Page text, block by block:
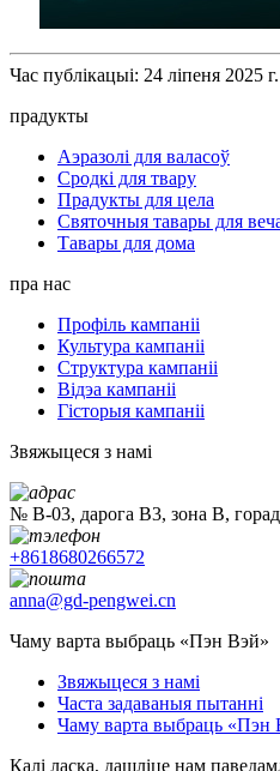
Час публікацыі: 24 ліпеня 2025 г.
прадукты
Аэразолі для валасоў
Сродкі для твару
Прадукты для цела
Святочныя тавары для
Тавары для дома
пра нас
Профіль кампаніі
Культура кампаніі
Структура кампаніі
Відэа кампаніі
Гісторыя кампаніі
Звяжыцеся з намі
№ B-03, дарога B3, зона B,
+8618680266572
anna@gd-pengwei.cn
Чаму варта выбраць «Пэн Вэй»
Звяжыцеся з намі
Часта задаваныя пытанні
Чаму варта выбраць «Пэн
Калі ласка, дашліце нам